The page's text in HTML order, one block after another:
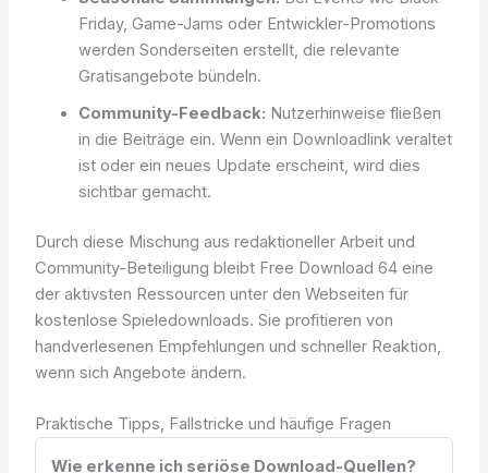
Friday, Game-Jams oder Entwickler-Promotions
werden Sonderseiten erstellt, die relevante
Gratisangebote bündeln.
Community-Feedback: Nutzerhinweise fließen
in die Beiträge ein. Wenn ein Downloadlink veraltet
ist oder ein neues Update erscheint, wird dies
sichtbar gemacht.
Durch diese Mischung aus redaktioneller Arbeit und
Community-Beteiligung bleibt Free Download 64 eine
der aktivsten Ressourcen unter den Webseiten für
kostenlose Spieledownloads. Sie profitieren von
handverlesenen Empfehlungen und schneller Reaktion,
wenn sich Angebote ändern.
Praktische Tipps, Fallstricke und häufige Fragen
Wie erkenne ich seriöse Download-Quellen?